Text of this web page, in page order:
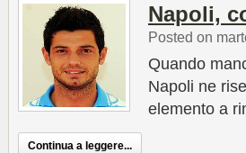
Napoli,
Posted on
Quando
Napoli ne
elemento a
Continua a leggere...